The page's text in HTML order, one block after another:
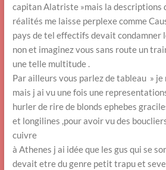
capitan Alatriste »mais la descriptions
réalités me laisse perplexe comme
pays de tel effectifs devait condamner
non et imaginez vous sans route un
une telle multitude .
Par ailleurs vous parlez de tableau » je
mais j ai vu une fois une
hurler de rire de blonds ephebes
et longilines ,pour avoir vu des
cuivre
à Athenes j ai idée que les gus qui se
devait etre du genre petit trapu et